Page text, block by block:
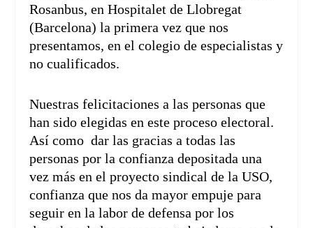
Rosanbus, en Hospitalet de Llobregat
(Barcelona) la primera vez que nos
presentamos, en el colegio de especialistas y
no cualificados.
Nuestras felicitaciones a las personas que
han sido elegidas en este proceso electoral.
Así como dar las gracias a todas las
personas por la confianza depositada una
vez más en el proyecto sindical de la USO,
confianza que nos da mayor empuje para
seguir en la labor de defensa por los